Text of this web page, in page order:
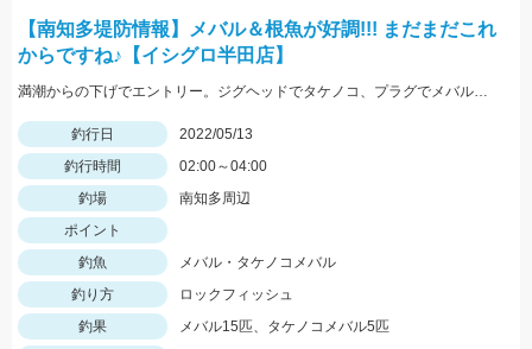
【南知多堤防情報】メバル＆根魚が好調!!! まだまだこれ
からですね♪【イシグロ半田店】
満潮からの下げでエントリー。ジグヘッドでタケノコ、プラグでメバルが入れ食いでした。サイズは小さめなので全てリリースしました。
釣行日
2022/05/13
釣行時間
02:00～04:00
釣場
南知多周辺
ポイント
釣魚
メバル・タケノコメバル
釣り方
ロックフィッシュ
釣果
メバル15匹、タケノコメバル5匹